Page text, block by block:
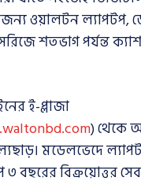
ওয়ালটন ল্যাপটপ,
শতভাগ পর্যন্ত
ই-প্লাজা
) থেকে
মডেলভেদে
বছরের বিক্রয়োত্তর